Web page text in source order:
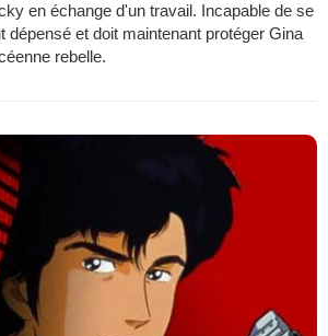
en échange d'un travail. Incapable de se
dépensé et doit maintenant protéger Gina
rebelle.